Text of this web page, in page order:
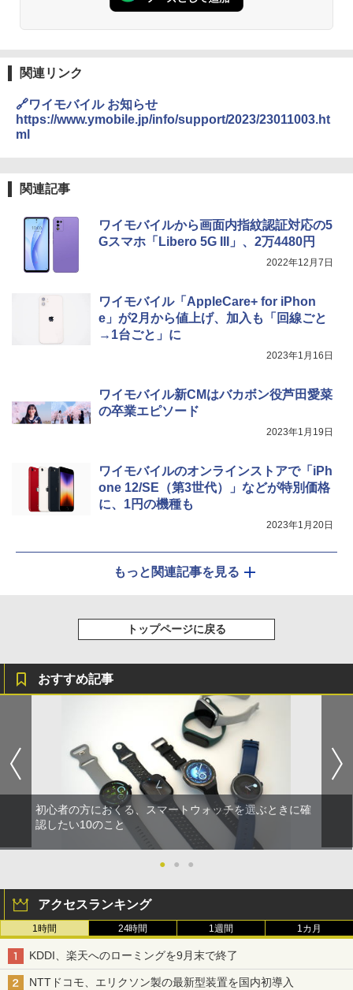
関連リンク
🔗ワイモバイル お知らせ
https://www.ymobile.jp/info/support/2023/23011003.ht
ml
関連記事
ワイモバイルから画面内指紋認証対応の5
Gスマホ「Libero 5G III」、2万4480円
2022年12月7日
ワイモバイル「AppleCare+ for iPhon
e」が2月から値上げ、加入も「回線ごと
→1台ごと」に
2023年1月16日
ワイモバイル新CMはバカボン役芦田愛菜
の卒業エピソード
2023年1月19日
ワイモバイルのオンラインストアで「iPh
one 12/SE（第3世代）」などが特別価格
に、1円の機種も
2023年1月20日
もっと関連記事を見る
トップページに戻る
おすすめ記事
初心者の方におくる、スマートウォッチを選ぶときに確
認したい10のこと
● ● ●
アクセスランキング
1時間 24時間 1週間 1カ月
KDDI、楽天へのローミングを9月末で終了
NTTドコモ、エリクソン製の最新型装置を国内初導入